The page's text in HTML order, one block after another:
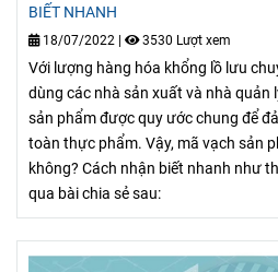
BIẾT NHANH
18/07/2022 | 3530 Lượt xem
Với lượng hàng hóa khổng lồ lưu
dùng các nhà sản xuất và nhà quản
sản phẩm được quy ước chung để
toàn thực phẩm. Vậy, mã vạch sản
không? Cách nhận biết nhanh như
qua bài chia sẻ sau: